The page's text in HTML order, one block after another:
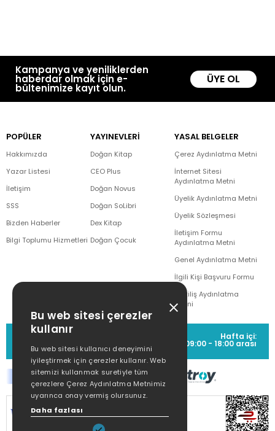
Kampanya ve yeniliklerden
haberdar olmak için e-
bültenimize kayıt olun.
ÜYE OL
POPÜLER
Hakkımızda
Yazar Listesi
İletişim
SSS
Bizden Haberler
Bilgi Toplumu Hizmetleri
YAYINEVLERİ
Doğan Kitap
CEO Plus
Doğan Novus
Doğan SoLibri
Dex Kitap
Doğan Çocuk
YASAL BELGELER
Çerez Aydınlatma Metni
İnternet Sitesi
Aydınlatma Metni
Üyelik Aydınlatma Metni
Üyelik Sözleşmesi
İletişim Formu
Aydınlatma Metni
Genel Aydınlatma Metni
İlgili Kişi Başvuru Formu
Çekiliş Aydınlatma
Metni
MÜŞTERİ HİZMETLERİ
(0212) 373 77 00
Hafta içi:
09:00 - 18:00 arası
SİTEMİZ
KORUNMAKTADIR.
Bu web sitesi çerezler
kullanır
Bu web sitesi kullanıcı deneyimini
iyileştirmek için çerezler kullanır. Web
sitemizi kullanmak suretiyle tüm
çerezlere Çerez Aydınlatma Metnimiz
uyarınca onay vermiş olursunuz.
Daha fazlası